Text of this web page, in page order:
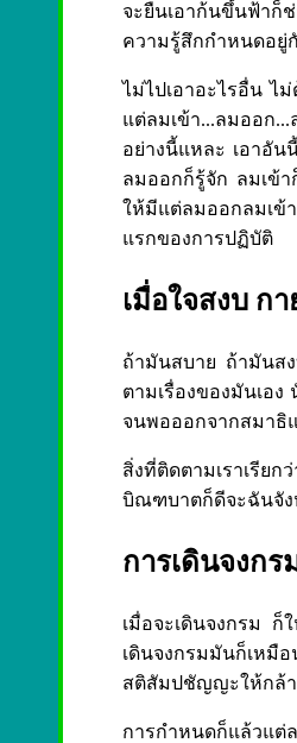
จะยืนเอาก้นขึ้นฟ้าก็
ความรู้สึกกำหนดอยู่
ไม่ไปเอาอะไรอื่น ไ
แต่ลมเข้า...ลมออก
อย่างนี้แหละ เอาอัน
ลมออกก็รู้จัก ลมเข้
ให้มีแต่ลมออกลมเข้
แรกของการปฏิบัติ
เมื่อใจสงบ ก
ถ้ามันสบาย ถ้ามันส
ตามเรื่องของมันเอง
จนพอออกจากสมาธิ
สิ่งที่ติดตามเราเรีย
บิณฑบาตก็ดีจะฉันจัง
การเดินจงกร
เมื่อจะเดินจงกรม
เดินจงกรมมันก็เหมื
สติสัมปชัญญะให้กล้
การกำหนดก็แล้วแต่